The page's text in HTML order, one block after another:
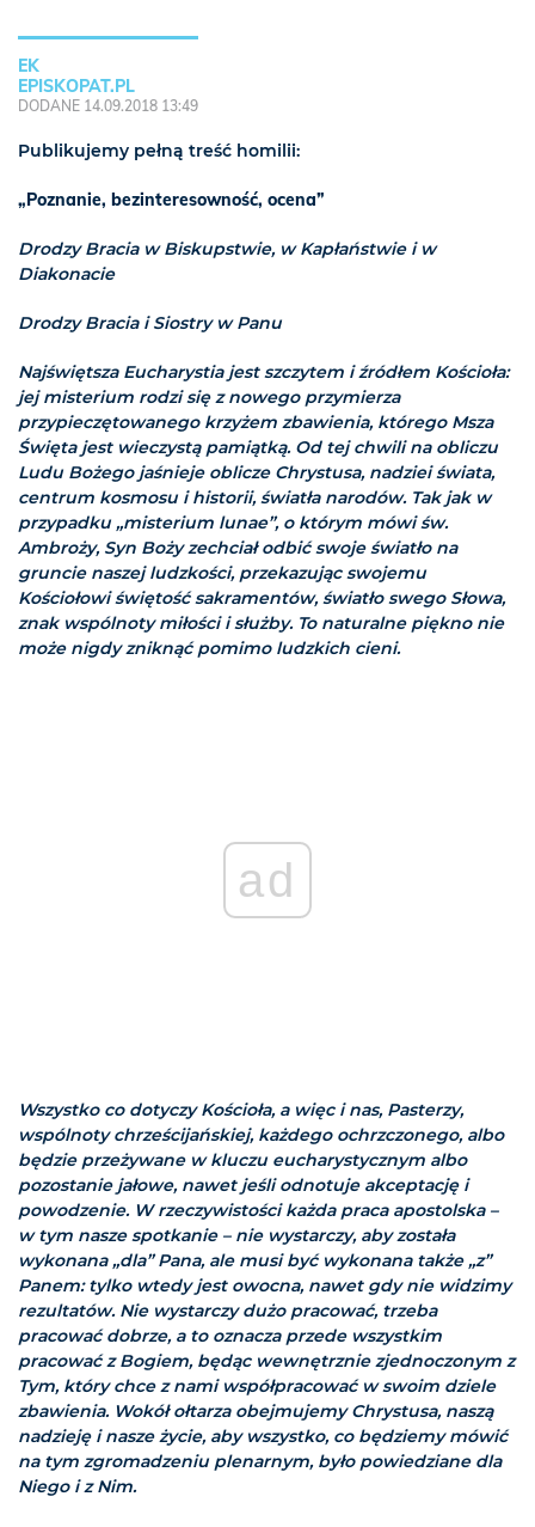
EK
EPISKOPAT.PL
DODANE 14.09.2018 13:49
Publikujemy pełną treść homilii:
„Poznanie, bezinteresowność, ocena”
Drodzy Bracia w Biskupstwie, w Kapłaństwie i w
Diakonacie
Drodzy Bracia i Siostry w Panu
Najświętsza Eucharystia jest szczytem i źródłem Kościoła:
jej misterium rodzi się z nowego przymierza
przypieczętowanego krzyżem zbawienia, którego Msza
Święta jest wieczystą pamiątką. Od tej chwili na obliczu
Ludu Bożego jaśnieje oblicze Chrystusa, nadziei świata,
centrum kosmosu i historii, światła narodów. Tak jak w
przypadku „misterium lunae”, o którym mówi św.
Ambroży, Syn Boży zechciał odbić swoje światło na
gruncie naszej ludzkości, przekazując swojemu
Kościołowi świętość sakramentów, światło swego Słowa,
znak wspólnoty miłości i służby. To naturalne piękno nie
może nigdy zniknąć pomimo ludzkich cieni.
ad
Wszystko co dotyczy Kościoła, a więc i nas, Pasterzy,
wspólnoty chrześcijańskiej, każdego ochrzczonego, albo
będzie przeżywane w kluczu eucharystycznym albo
pozostanie jałowe, nawet jeśli odnotuje akceptację i
powodzenie. W rzeczywistości każda praca apostolska –
w tym nasze spotkanie – nie wystarczy, aby została
wykonana „dla” Pana, ale musi być wykonana także „z”
Panem: tylko wtedy jest owocna, nawet gdy nie widzimy
rezultatów. Nie wystarczy dużo pracować, trzeba
pracować dobrze, a to oznacza przede wszystkim
pracować z Bogiem, będąc wewnętrznie zjednoczonym z
Tym, który chce z nami współpracować w swoim dziele
zbawienia. Wokół ołtarza obejmujemy Chrystusa, naszą
nadzieję i nasze życie, aby wszystko, co będziemy mówić
na tym zgromadzeniu plenarnym, było powiedziane dla
Niego i z Nim.